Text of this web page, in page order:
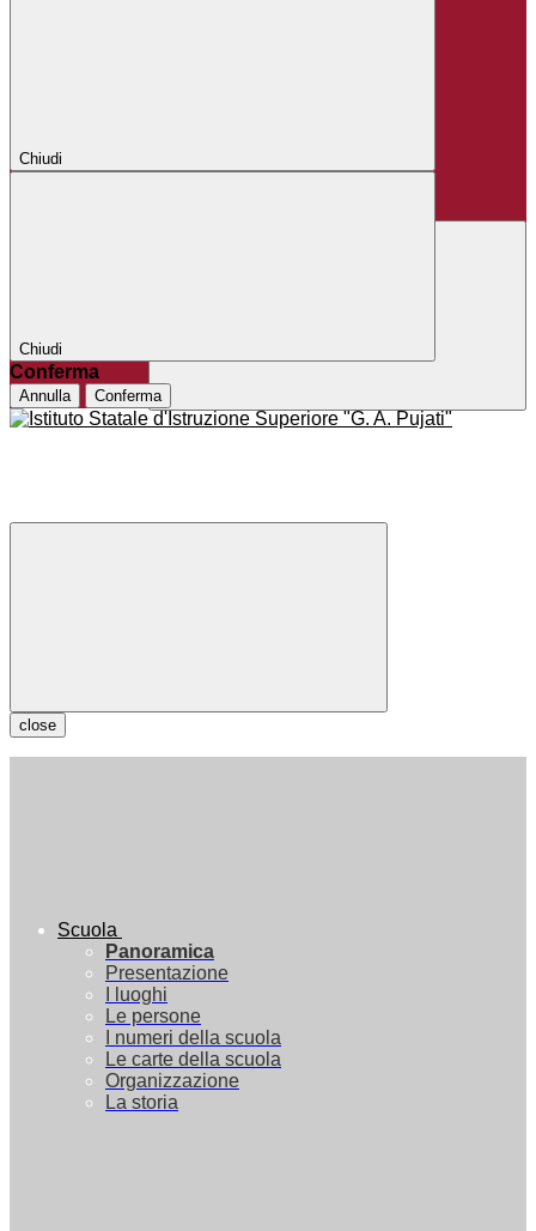
Chiudi
Chiudi
Conferma
Annulla Conferma
close
Scuola
Panoramica
Presentazione
I luoghi
Le persone
I numeri della scuola
Le carte della scuola
Organizzazione
La storia